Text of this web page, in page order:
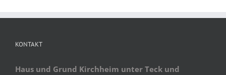
KONTAKT
Haus und Grund Kirchheim unter Teck und